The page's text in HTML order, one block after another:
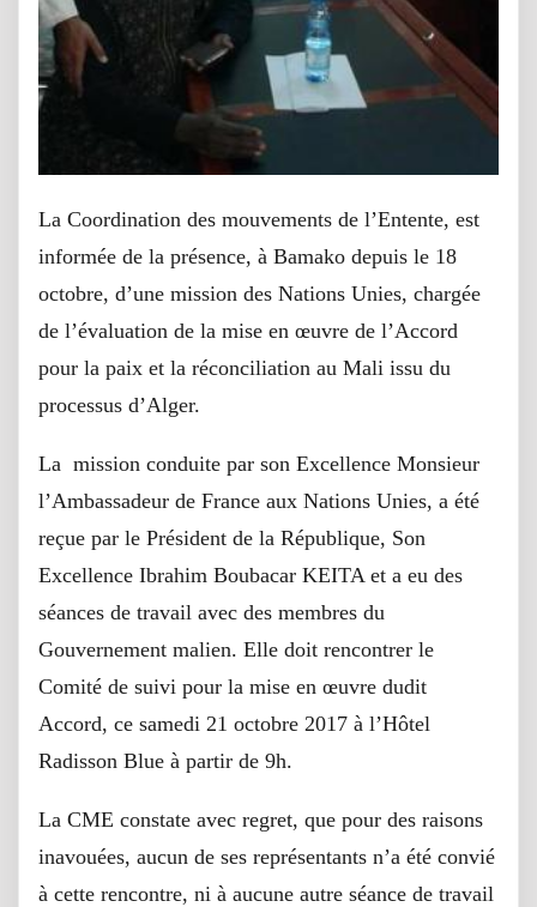
La Coordination des mouvements de l’Entente, est
informée de la présence, à Bamako depuis le 18
octobre, d’une mission des Nations Unies, chargée
de l’évaluation de la mise en œuvre de l’Accord
pour la paix et la réconciliation au Mali issu du
processus d’Alger.
La mission conduite par son Excellence Monsieur
l’Ambassadeur de France aux Nations Unies, a été
reçue par le Président de la République, Son
Excellence Ibrahim Boubacar KEITA et a eu des
séances de travail avec des membres du
Gouvernement malien. Elle doit rencontrer le
Comité de suivi pour la mise en œuvre dudit
Accord, ce samedi 21 octobre 2017 à l’Hôtel
Radisson Blue à partir de 9h.
La CME constate avec regret, que pour des raisons
inavouées, aucun de ses représentants n’a été convié
à cette rencontre, ni à aucune autre séance de travail